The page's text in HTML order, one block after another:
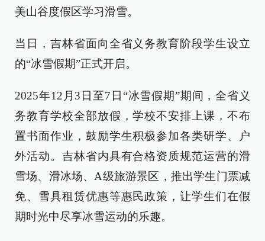
美山谷度假区学习滑雪。
当日，吉林省面向全省义务教育阶段学生设立
的“冰雪假期”正式开启。
2025年12月3日至7日“冰雪假期”期间，全省义
务教育学校全部放假，学校不安排上课，不布
置书面作业，鼓励学生积极参加各类研学、户
外活动。吉林省内具有合格资质规范运营的滑
雪场、滑冰场、A级旅游景区，推出学生门票减
免、雪具租赁优惠等惠民政策，让学生们在假
期时光中尽享冰雪运动的乐趣。